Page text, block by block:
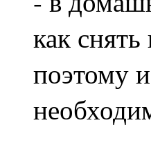
как
поэтому